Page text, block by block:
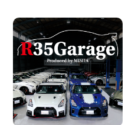
ハイエースワ
ールが付いて
※※超格安日額
の軽バンのレ
島根県 出雲